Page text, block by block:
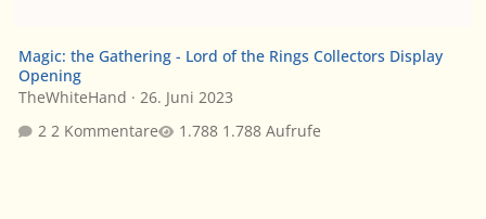
Magic: the Gathering - Lord of the Rings Collectors Display
Opening
TheWhiteHand · 26. Juni 2023
2 Kommentare
1.788 Aufrufe